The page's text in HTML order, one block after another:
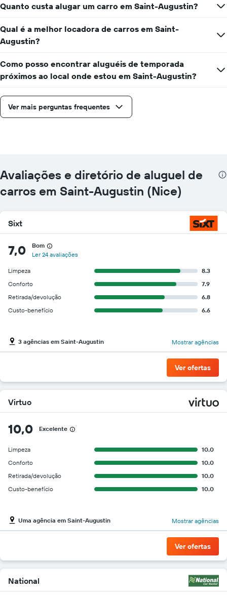
Quanto custa alugar um carro em Saint-Augustin?
Qual é a melhor locadora de carros em Saint-
Augustin?
Como posso encontrar aluguéis de temporada
próximos ao local onde estou em Saint-Augustin?
Ver mais perguntas frequentes
Avaliações e diretório de aluguel de
carros em Saint-Augustin (Nice)
Sixt
7,0
Bom
Ler 24 avaliações
Limpeza
8.3
Conforto
7.9
Retirada/devolução
6.8
Custo-benefício
6.6
3 agências em Saint-Augustin Mostrar agências
Ver ofertas
Virtuo
10,0 Excelente
Limpeza
10.0
Conforto
10.0
Retirada/devolução
10.0
Custo-benefício
10.0
Uma agência em Saint-Augustin Mostrar agências
Ver ofertas
National